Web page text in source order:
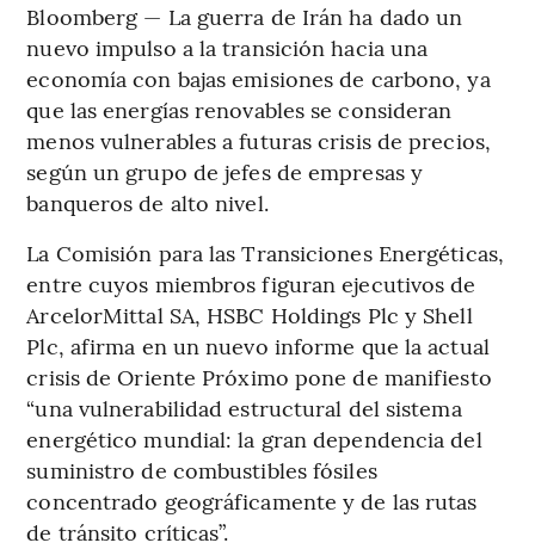
Bloomberg — La guerra de Irán ha dado un
nuevo impulso a la transición hacia una
economía con bajas emisiones de carbono, ya
que las energías renovables se consideran
menos vulnerables a futuras crisis de precios,
según un grupo de jefes de empresas y
banqueros de alto nivel.
La Comisión para las Transiciones Energéticas,
entre cuyos miembros figuran ejecutivos de
ArcelorMittal SA, HSBC Holdings Plc y Shell
Plc, afirma en un nuevo informe que la actual
crisis de Oriente Próximo pone de manifiesto
“una vulnerabilidad estructural del sistema
energético mundial: la gran dependencia del
suministro de combustibles fósiles
concentrado geográficamente y de las rutas
de tránsito críticas”.